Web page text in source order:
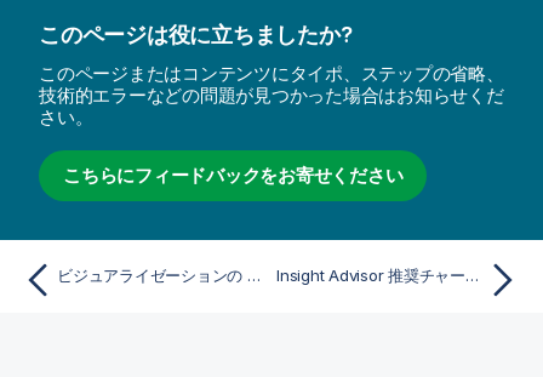
このページは役に立ちましたか?
このページまたはコンテンツにタイポ、ステップの省略、
技術的エラーなどの問題が見つかった場合はお知らせくだ
さい。
こちらにフィードバックをお寄せください
ビジュアライゼーションの Null 値 Insight Advisor 推奨チャートを使用したビジュアライゼーションの作成